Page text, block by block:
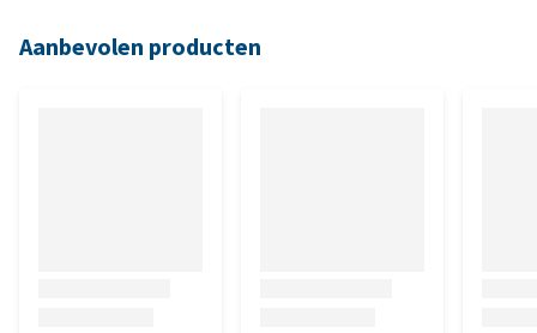
Aanbevolen producten